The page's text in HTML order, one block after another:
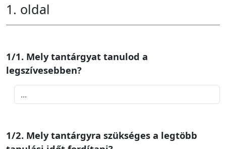
1. oldal
1/1. Mely tantárgyat tanulod a
legszívesebben?
1/2. Mely tantárgyra szükséges a legtöbb